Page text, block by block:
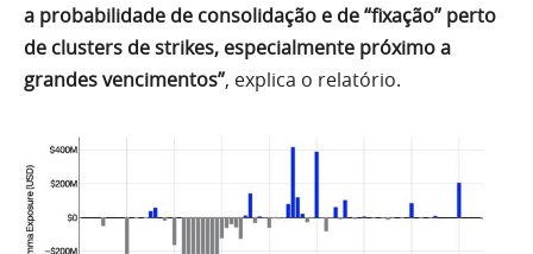
a probabilidade de consolidação e de “fixação” perto
de clusters de strikes, especialmente próximo a
grandes vencimentos”, explica o relatório.